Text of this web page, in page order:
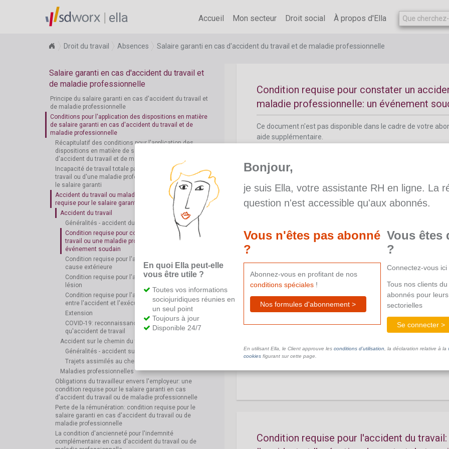
ella Accueil Mon secteur Droit social À propos d'Ella
Droit du travail Absences Salaire garanti en cas d'accident du travail et de maladie professionnelle
Salaire garanti en cas d'accident du travail et
de maladie professionnelle
Principe du salaire garanti en cas d'accident du travail et
de maladie professionnelle
Conditions pour l'application des dispositions en matière
de salaire garanti en cas d'accident du travail et de
maladie professionnelle
Récapitulatif des conditions pour l'application des
dispositions en matière de salaire garanti en cas
d'accident du travail et de maladie professionnelle
Incapacité de travail totale par suite d'un accident du
travail ou d'une maladie professionnelle: condition pour
le salaire garanti
Accident du travail ou maladie professionnelle: condition
requise pour le salaire garanti
Accident du travail
Généralités - accident du travail
Condition requise pour constater un accident du
travail ou une maladie professionnelle: un
événement soudain
Condition requise pour l'accident du travail: une
cause extérieure
Condition requise pour l'accident du travail: une
lésion
Condition requise pour l'accident du travail: un lien
entre l'accident et l'exécution du contrat de travail
Extension
COVID-19: reconnaissance possible en tant
qu'accident de travail
Accident sur le chemin du travail
Généralités - accident sur le chemin du travail
Trajets assimilés au chemin du travail
Maladies professionnelles
Obligations du travailleur envers l'employeur: une
condition requise pour le salaire garanti en cas
d'accident du travail ou de maladie professionnelle
Perte de la rémunération: condition requise pour le
salaire garanti en cas d'accident du travail ou de
maladie professionnelle
La condition d'ancienneté pour l'indemnité
complémentaire en cas d'accident du travail ou de
aide supplémentaire.
Condition requise pour constater un
maladie professionnelle: un événement
Ce document n'est pas disponible dans le cadre de votre
aide supplémentaire.
Condition requise pour l'accident du travail:
Ce document n'est pas disponible dans le cadre de votre
Condition requise pour l'accident du travail:
Ce document n'est pas disponible dans le cadre de votre
Condition requise pour l'accident du travail:
En quoi Ella peut-elle
vous être utile ?
Toutes vos informations
sociojuridiques réunies en
un seul point
Toujours à jour
Disponible 24/7
Bonjour,
je suis Ella, votre assistante RH en ligne. La
question n'est accessible qu'aux abonnés.
Vous n'êtes pas abonné
?
Abonnez-vous en profitant de nos
conditions spéciales!
Nos formules d'abonnement >
Vous êtes
?
Connectez-vous
Tous nos clients
abonnés pour
sectorielles
Se connecter >
En utilisant Ella, le Client approuve les conditions d’utilisation , la déclaration relative à la
cookiesfigurant sur cette page.